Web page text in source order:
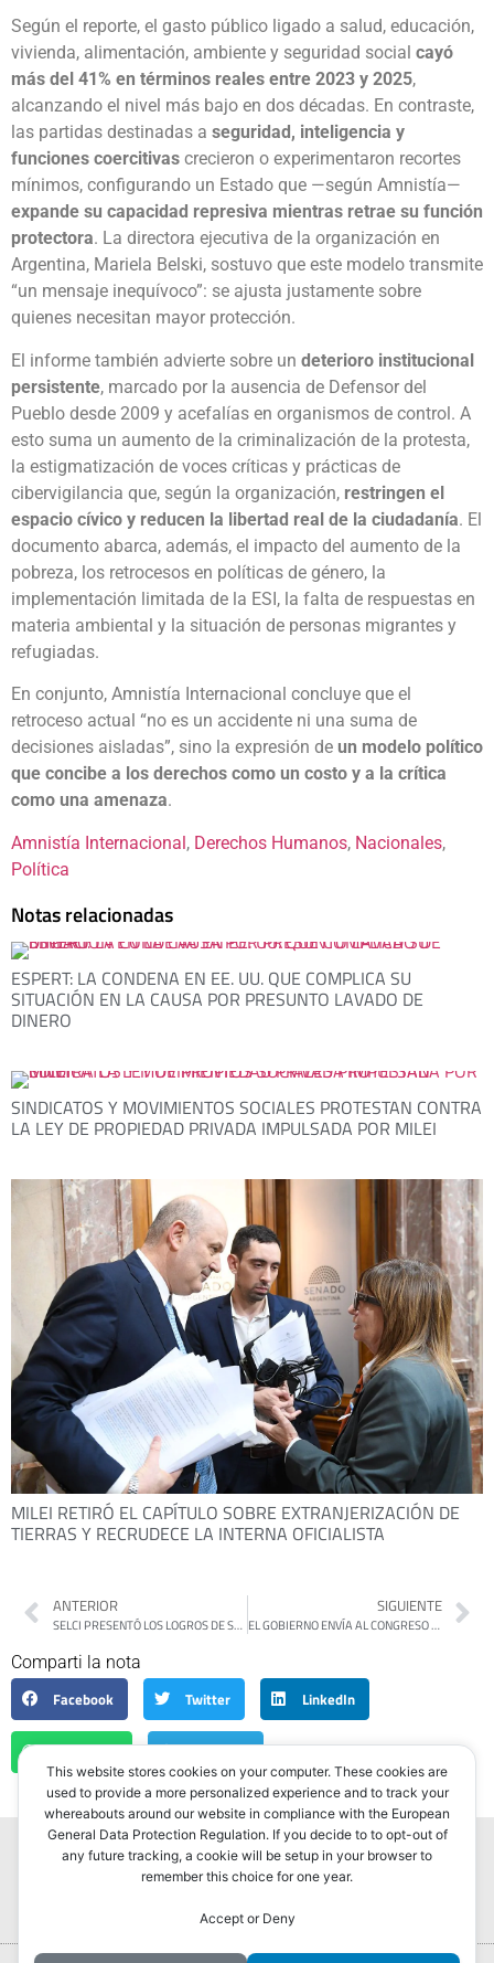
Según el reporte, el gasto público ligado a salud, educación,
vivienda, alimentación, ambiente y seguridad social cayó
más del 41% en términos reales entre 2023 y 2025,
alcanzando el nivel más bajo en dos décadas. En contraste,
las partidas destinadas a seguridad, inteligencia y
funciones coercitivas crecieron o experimentaron recortes
mínimos, configurando un Estado que —según Amnistía—
expande su capacidad represiva mientras retrae su función
protectora. La directora ejecutiva de la organización en
Argentina, Mariela Belski, sostuvo que este modelo transmite
“un mensaje inequívoco”: se ajusta justamente sobre
quienes necesitan mayor protección.
El informe también advierte sobre un deterioro institucional
persistente, marcado por la ausencia de Defensor del
Pueblo desde 2009 y acefalías en organismos de control. A
esto suma un aumento de la criminalización de la protesta,
la estigmatización de voces críticas y prácticas de
cibervigilancia que, según la organización, restringen el
espacio cívico y reducen la libertad real de la ciudadanía. El
documento abarca, además, el impacto del aumento de la
pobreza, los retrocesos en políticas de género, la
implementación limitada de la ESI, la falta de respuestas en
materia ambiental y la situación de personas migrantes y
refugiadas.
En conjunto, Amnistía Internacional concluye que el
retroceso actual “no es un accidente ni una suma de
decisiones aisladas”, sino la expresión de un modelo político
que concibe a los derechos como un costo y a la crítica
como una amenaza.
Amnistía Internacional, Derechos Humanos, Nacionales
Política
Notas relacionadas
ESPERT: LA CONDENA EN EE. UU. QUE COMPLICA SU
SITUACIÓN EN LA CAUSA POR PRESUNTO LAVADO DE
DINERO
SINDICATOS Y MOVIMIENTOS SOCIALES PROTESTAN CONTRA
LA LEY DE PROPIEDAD PRIVADA IMPULSADA POR MILEI
MILEI RETIRÓ EL CAPÍTULO SOBRE EXTRANJERIZACIÓN DE
TIERRAS Y RECRUDECE LA INTERNA OFICIALISTA
ANTERIOR
SELCI PRESENTÓ LOS LOGROS DE SUS DOS PRIMEROS AÑOS DE GESTIÓN AL FRENTE DE HURLINGHAM
SIGUIENTE
EL GOBIERNO ENVÍA AL CONGRESO EL TEXTO FINAL DE LA REFORMA LABORAL
Comparti la nota
Facebook
Twitter LinkedIn
WhatsApp Telegram
This website stores cookies on your computer. These cookies are
used to provide a more personalized experience and to track your
whereabouts around our website in compliance with the European
General Data Protection Regulation. If you decide to to opt-out of
any future tracking, a cookie will be setup in your browser to
remember this choice for one year.
Accept or Deny